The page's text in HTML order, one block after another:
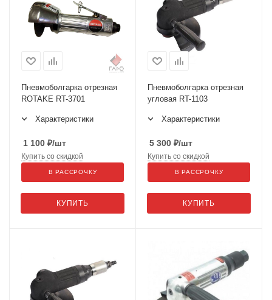
Пневмоболгарка отрезная
ROTAKE RT-3701
Характеристики
1 100 ₽/шт
КУПИТЬ
Купить со скидкой
В РАССРОЧКУ
Пневмоболгарка отрезная
угловая RT-1103
Характеристики
5 300 ₽/шт
КУПИТЬ
Купить со скидкой
В РАССРОЧКУ